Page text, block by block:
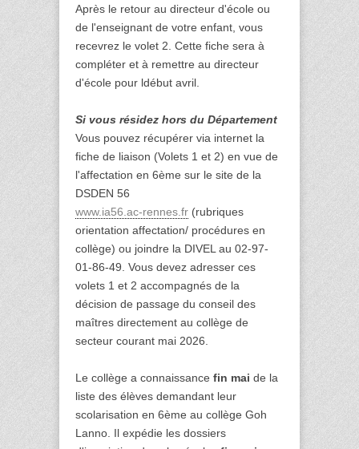
Après le retour au directeur d'école ou
de l'enseignant de votre enfant, vous
recevrez le volet 2. Cette fiche sera à
compléter et à remettre au directeur
d'école pour ldébut avril.
Si vous résidez hors du Département
Vous pouvez récupérer via internet la
fiche de liaison (Volets 1 et 2) en vue de
l'affectation en 6ème sur le site de la
DSDEN 56
www.ia56.ac-rennes.fr (rubriques
orientation affectation/ procédures en
collège) ou joindre la DIVEL au 02-97-
01-86-49. Vous devez adresser ces
volets 1 et 2 accompagnés de la
décision de passage du conseil des
maîtres directement au collège de
secteur courant mai 2026.
Le collège a connaissance fin mai de la
liste des élèves demandant leur
scolarisation en 6ème au collège Goh
Lanno. Il expédie les dossiers